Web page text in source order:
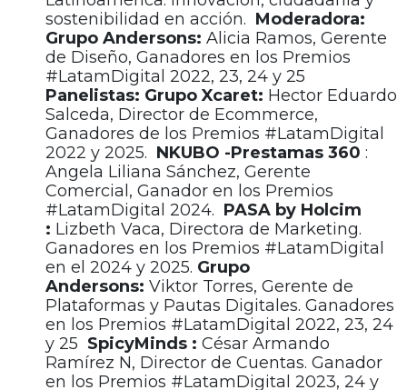
sostenibilidad en acción. Moderadora:
Grupo Andersons: Alicia Ramos, Gerente
de Diseño, Ganadores en los Premios
#LatamDigital 2022, 23, 24 y 25
Panelistas: Grupo Xcaret: Hector Eduardo
Salceda, Director de Ecommerce,
Ganadores de los Premios #LatamDigital
2022 y 2025. NKUBO -Prestamas 360 :
Angela Liliana Sánchez, Gerente
Comercial, Ganador en los Premios
#LatamDigital 2024. PASA by Holcim
: Lizbeth Vaca, Directora de Marketing.
Ganadores en los Premios #LatamDigital
en el 2024 y 2025. Grupo
Andersons: Viktor Torres, Gerente de
Plataformas y Pautas Digitales. Ganadores
en los Premios #LatamDigital 2022, 23, 24
y 25 SpicyMinds : César Armando
Ramírez N, Director de Cuentas. Ganador
en los Premios #LatamDigital 2023, 24 y